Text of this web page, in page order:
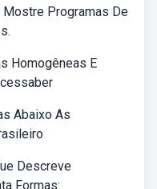
Mostre Programas De
Homogêneas E
Abaixo As
Descreve
Formas: